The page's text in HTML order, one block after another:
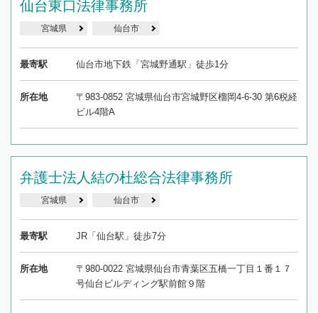
仙台東口法律事務所
宮城県 仙台市
最寄駅 仙台市地下鉄「宮城野通駅」徒歩1分
所在地
〒983-0852 宮城県仙台市宮城野区榴岡4-6-30 第6税経
ビル4階A
弁護士法人結の杜総合法律事務所
宮城県 仙台市
最寄駅 JR「仙台駅」徒歩7分
所在地
〒980-0022 宮城県仙台市青葉区五橋一丁目１番１７
号仙台ビルディング駅前館９階